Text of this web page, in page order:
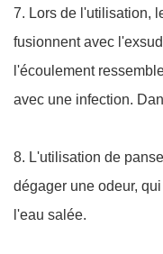
7. Lors de l'utilisation,
fusionnent avec
l'écoulement
avec une infection.
8. L'utilisation de
dégager une odeur,
l'eau salée.